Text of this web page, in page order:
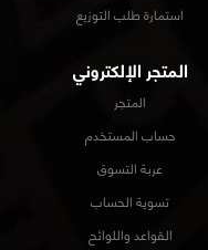
استمارة طلب التوزيع
المتجر الإلكتروني
المتجر
حساب المستخدم
عربة التسوق
تسوية الحساب
القواعد واللوائح